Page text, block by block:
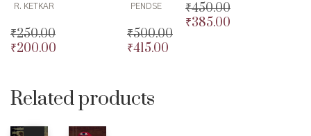
R. KETKAR
₹250.00
Original
₹250.00.
₹200.00
is:
₹200.00.
PENDSE
₹500.00
Original
₹500.00.
₹415.00
₹415.00.
₹450.00
Original
₹385.00
Related products